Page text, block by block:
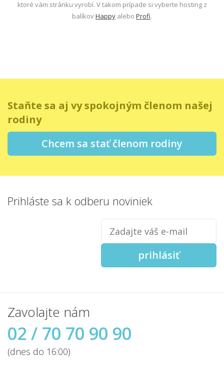
ktoré vám stránku vyrobí. V takom prípade si vyberte hosting z
balíkovHappy alebo Profi.
Staňte sa aj vy spokojným členom našej
rodiny
Chcem sa stať členom rodiny
Prihláste sa k odberu noviniek
Zadajte
váš
e-
prihlásiť
Zavolajte nám
02 / 70 70 90 90
(dnes do 16:00)